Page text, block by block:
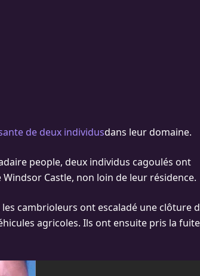
de deux individusdans leur domaine.
people, deux individus cagoulés ont
Castle, non loin de leur résidence.
cambrioleurs ont escaladé une clôture
agricoles. Ils ont ensuite pris la